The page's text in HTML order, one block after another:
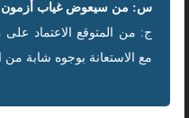
س: من سيعوض غياب أزمون
ج: من المتوقع الاعتماد
مع الاستعانة بوجوه شابة من